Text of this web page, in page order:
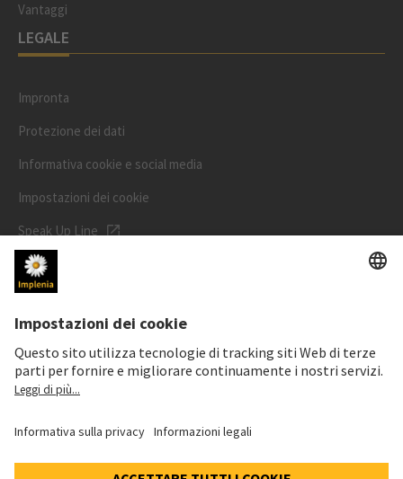
Vantaggi
LEGALE
Impronta
Protezione dei dati
Informativa cookie e social media
Impostazioni dei cookie
Speak Up Line
PREZZO DELL'AZIONE
ISIN: CH0023868554
62,70 CHF
-0,50 CHF (-0,79%)